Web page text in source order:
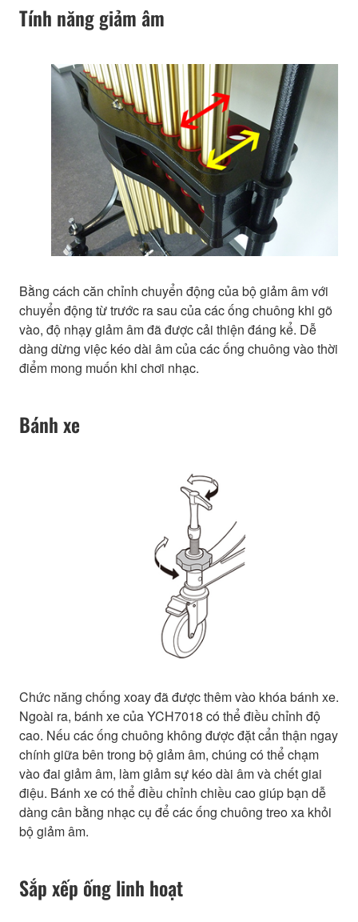
Tính năng giảm âm
Bằng cách căn chỉnh chuyển động của bộ giảm âm với
chuyển động từ trước ra sau của các ống chuông khi gõ
vào, độ nhạy giảm âm đã được cải thiện đáng kể. Dễ
dàng dừng việc kéo dài âm của các ống chuông vào thời
điểm mong muốn khi chơi nhạc.
Bánh xe
Chức năng chống xoay đã được thêm vào khóa bánh xe.
Ngoài ra, bánh xe của YCH7018 có thể điều chỉnh độ
cao. Nếu các ống chuông không được đặt cẩn thận ngay
chính giữa bên trong bộ giảm âm, chúng có thể chạm
vào đai giảm âm, làm giảm sự kéo dài âm và chết giai
điệu. Bánh xe có thể điều chỉnh chiều cao giúp bạn dễ
dàng cân bằng nhạc cụ để các ống chuông treo xa khỏi
bộ giảm âm.
Sắp xếp ống linh hoạt